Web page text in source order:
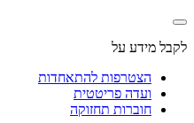
לקבל מידע על
הצטרפות להתאחדות
ועדה פריטטית
חוברות תחזוקה